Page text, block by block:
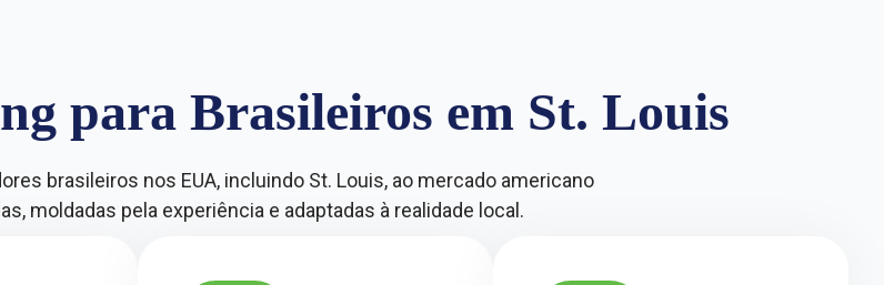
para Brasileiros em St. Louis
brasileiros nos EUA, incluindo St. Louis, ao mercado americano
moldadas pela experiência e adaptadas à realidade local.